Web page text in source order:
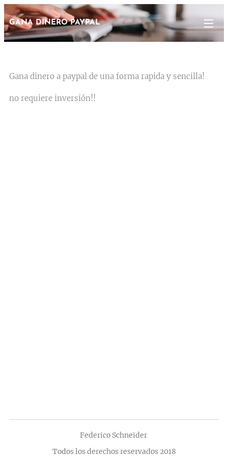
GANA DINERO PAYPAL
Gana dinero a paypal de una forma rapida y sencilla!
no requiere inversión!!
Federico Schneider
Todos los derechos reservados 2018